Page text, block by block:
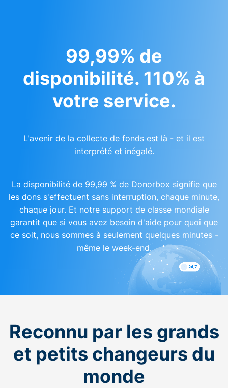
99,99% de
disponibilité. 110% à
votre service.
L'avenir de la collecte de fonds est là - et il est
interprété et inégalé.
La disponibilité de 99,99 % de Donorbox signifie que
les dons s'effectuent sans interruption, chaque minute,
chaque jour. Et notre support de classe mondiale
garantit que si vous avez besoin d'aide pour quoi que
ce soit, nous sommes à seulement quelques minutes -
même le week-end.
Reconnu par les grands
et petits changeurs du
monde